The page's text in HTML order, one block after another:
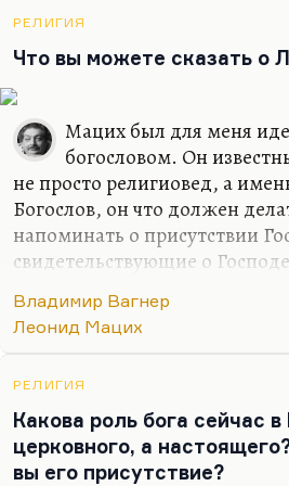
Понимаете, какая вещь? От
свидетельство о боге, вот и
теологически сложным. Он
конечно, человеком
главное. Вы должны в его…
РЕЛИГИЯ
Что вы можете сказать о
Мацих был для меня
богословом. Он
не просто религиовед, а
Богослов, он что должен
напоминать о присутствии
свидетельствующие о
своим поведением, своими
подтверждал бытие божие в
дольше, чем собирались. Он
часа вместо одного, и никто
Просто потому, что,
вопрос: «Есть ли у него
Владимир Вагнер
Леонид Мацих
РЕЛИГИЯ
Какова роль бога сейчас в
церковного, а
вы его присутствие?